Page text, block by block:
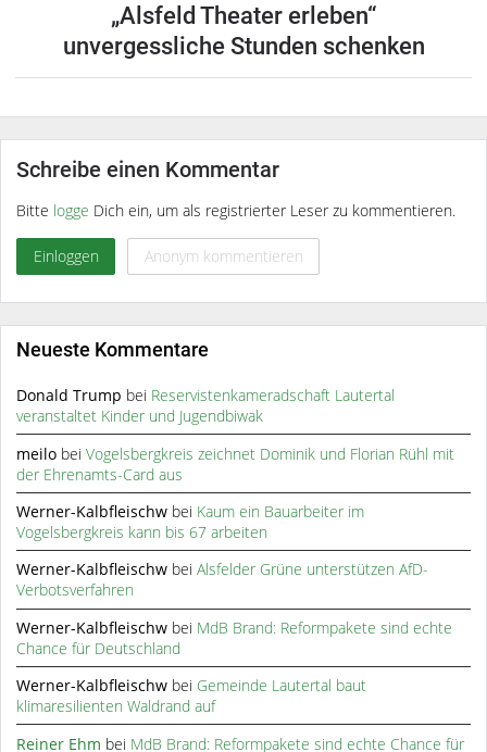
„Alsfeld Theater erleben“
unvergessliche Stunden schenken
Schreibe einen Kommentar
Bitte logge Dich ein, um als registrierter Leser zu kommentieren.
Einloggen Anonym kommentieren
Neueste Kommentare
Donald Trump bei Reservistenkameradschaft Lautertal
veranstaltet Kinder und Jugendbiwak
meilo beiVogelsbergkreis zeichnet Dominik und Florian Rühl mit
der Ehrenamts-Card aus
Werner-Kalbfleischw bei Kaum ein Bauarbeiter im
Vogelsbergkreis kann bis 67 arbeiten
Werner-Kalbfleischw beiAlsfelder Grüne unterstützen AfD-
Verbotsverfahren
Werner-Kalbfleischw bei MdB Brand: Reformpakete sind echte
Chance für Deutschland
Werner-Kalbfleischw bei Gemeinde Lautertal baut
klimaresilienten Waldrand auf
Reiner Ehm bei MdB Brand: Reformpakete sind echte Chance für